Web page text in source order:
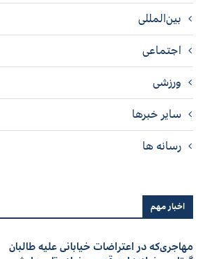
بین‌المللی
اجتماعی
ورزشی
سایر خبرها
رسانه ها
اخبار مهم
مهاجری‌که در اعتراضات خیابانی علیه طالبان